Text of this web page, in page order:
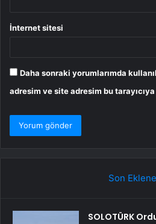
İnternet sitesi
Daha sonraki yorumlarımda
adresim ve site adresim bu
Son
SOLOTÜRK